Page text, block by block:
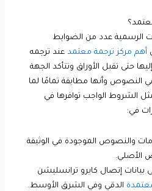
الرسمية عدد من الضوابط
أهم مركز ترجمة معتمد عند ترجمه
حتى تقبل الأوراق وتتأكد الجهة
النصوص وأنها مطابقة تمامًا لما
الشروط الواجب توافرها في
في:
والنصوص الموجودة في الوثيقة
الأصلي.
بيانات إتصال كايرو ترانسليشن
الدقي وفي الشرق الأوسط.